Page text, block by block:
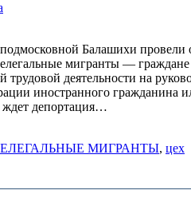
Балашихи
мигранты —
деятельности на
иностранного
ждет депортация…
МИГРАНТЫ, цех